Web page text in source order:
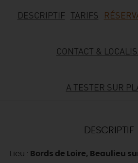
DEMAIN
CE WEEK-
CETTE
TOUT L'AGENDA
DESCRIPTIF TARIFS
CONTACT &
A TESTER SUR
DESCRIPTIF
Lieu : Bords de Loire, Beaulieu